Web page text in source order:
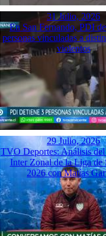
31 Julio, 2026
En San Fernando, PDI
personas vinculadas a
violentos
29 Julio, 2026
TVO Deportes: Análisis del
Inter Zonal de la Liga de
2026 con Matías